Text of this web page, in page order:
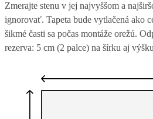
Zmerajte stenu v jej najvyššom a
ignorovať. Tapeta bude vytlačená ako
šikmé časti sa počas montáže orežú.
rezerva: 5 cm (2 palce) na šírku aj